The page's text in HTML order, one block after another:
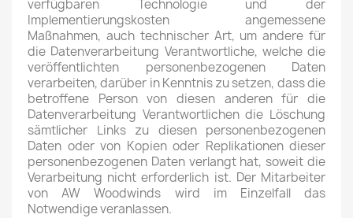
verfügbaren Technologie und der
Implementierungskosten angemessene
Maßnahmen, auch technischer Art, um andere für
die Datenverarbeitung Verantwortliche, welche die
veröffentlichten personenbezogenen Daten
verarbeiten, darüber in Kenntnis zu setzen, dass die
betroffene Person von diesen anderen für die
Datenverarbeitung Verantwortlichen die Löschung
sämtlicher Links zu diesen personenbezogenen
Daten oder von Kopien oder Replikationen dieser
personenbezogenen Daten verlangt hat, soweit die
Verarbeitung nicht erforderlich ist. Der Mitarbeiter
von AW Woodwinds wird im Einzelfall das
Notwendige veranlassen.